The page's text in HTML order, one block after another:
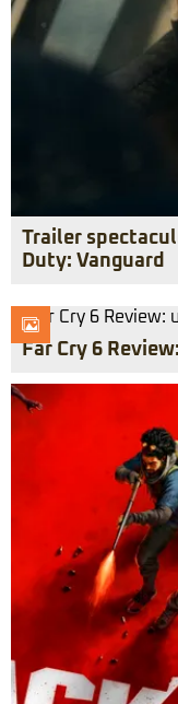
Trailer
Duty: Vanguard
Far Cry 6